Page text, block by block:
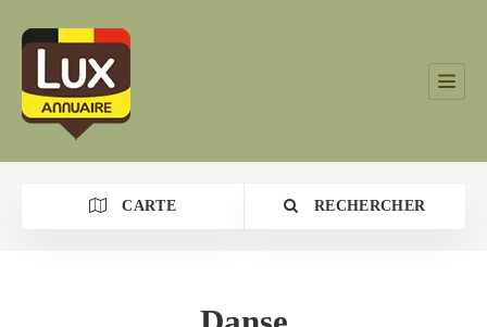
CARTE RECHERCHER